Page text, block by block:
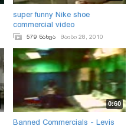
super funny Nike shoe
commercial video
579 ნახვა მაისი 28, 2010
0:60
Banned Commercials - Levis